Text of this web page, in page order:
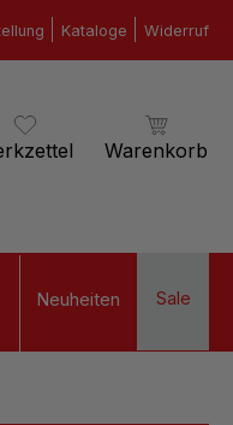
Kataloge Widerruf
Warenkorb
Neuheiten Sale